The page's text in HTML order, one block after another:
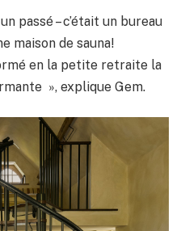
passé – c’était un bureau
maison de sauna!
en la petite retraite la
», explique Gem.